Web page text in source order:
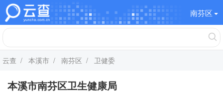
南芬区
云查 / 本溪市 / 南芬区 / 卫健委
本溪市南芬区卫生健康局